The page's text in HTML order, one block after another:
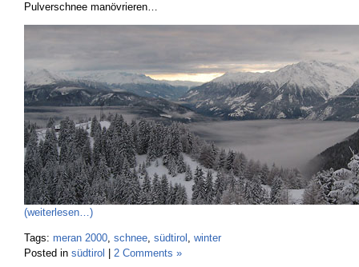
Pulverschnee manövrieren…
(weiterlesen…)
Tags: meran 2000, schnee, südtirol , winter
Posted in südtirol 2 Comments »